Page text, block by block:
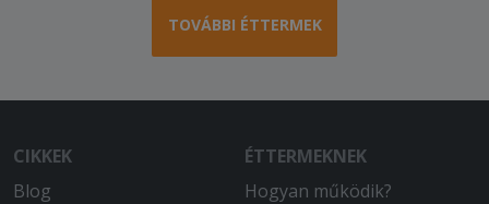
TOVÁBBI ÉTTERMEK
CIKKEK
Blog
ÉTTERMEKNEK
Hogyan működik?